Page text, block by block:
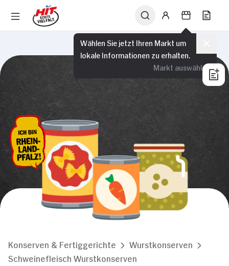
Wählen Sie jetzt Ihren Markt um
lokale Informationen zu erhalten.
Markt auswählen
Konserven & Fertiggerichte
Wurstkonserven
Schweinefleisch Wurstkonserven